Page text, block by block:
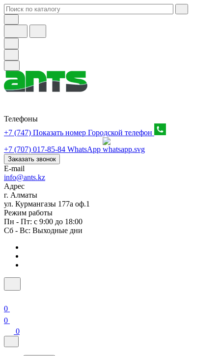
Телефоны
+7 (747) Показать номер Городской телефон
+7 (707) 017-85-84 WhatsApp
Заказать звонок
E-mail
info@ants.kz
Адрес
г. Алматы
ул. Курмангазы 177а оф.1
Режим работы
Пн - Пт: с 9:00 до 18:00
Сб - Вс: Выходные дни
0
0
0